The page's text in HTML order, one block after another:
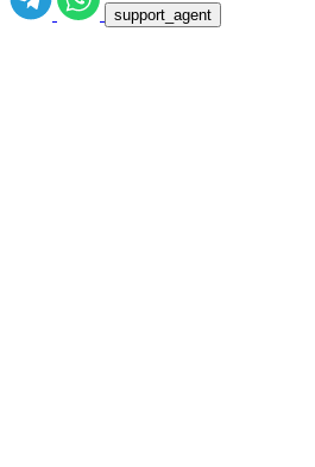
support_agent